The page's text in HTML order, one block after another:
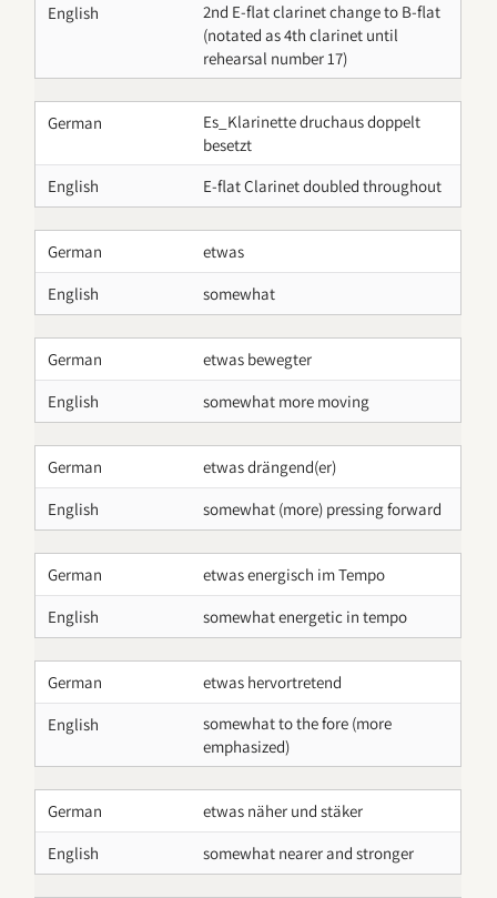
English
2nd E-flat clarinet change to B-flat
(notated as 4th clarinet until
rehearsal number 17)
German
Es_Klarinette druchaus doppelt
besetzt
English
E-flat Clarinet doubled throughout
German
etwas
English
somewhat
German
etwas bewegter
English
somewhat more moving
German
etwas drängend(er)
English
somewhat (more) pressing forward
German
etwas energisch im Tempo
English
somewhat energetic in tempo
German
etwas hervortretend
English
somewhat to the fore (more
emphasized)
German
etwas näher und stäker
English
somewhat nearer and stronger